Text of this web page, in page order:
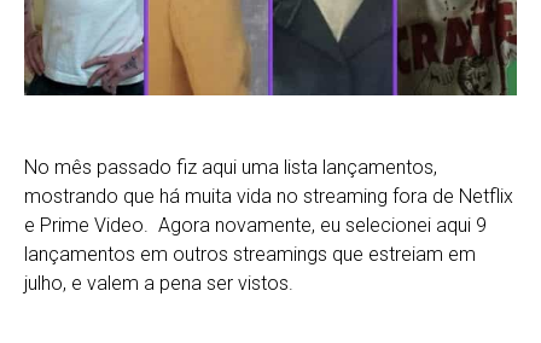
No mês passado fiz aqui uma lista lançamentos,
mostrando que há muita vida no streaming fora de Netflix
e Prime Video. Agora novamente, eu selecionei aqui 9
lançamentos em outros streamings que estreiam em
julho, e valem a pena ser vistos.